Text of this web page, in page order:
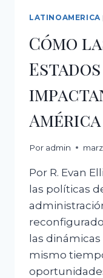
LATINOAMERICA
Cómo
Por admin
Por R. Evan
las políticas
las
mismo